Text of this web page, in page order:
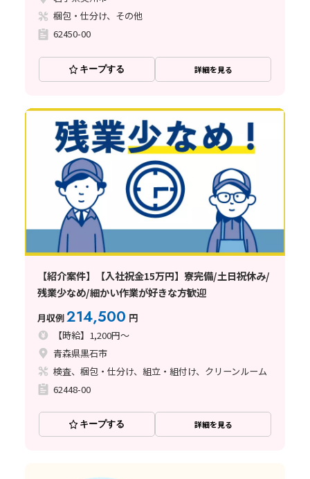
梱包・仕分け、その他
62450-00
キープする 詳細を見る
【紹介案件】【入社祝金15万円】寮完備/土日祝休み/
残業少なめ/細かい作業が好きな方歓迎
月収例214,500 円
【時給】1,200円～
青森県黒石市
検査、梱包・仕分け、組立・組付け、クリーンルーム
62448-00
キープする 詳細を見る